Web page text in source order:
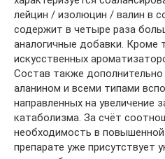
лейцин / изолюцин / валин в
содержит в четыре раза
аналогичные добавки. Кроме
искусственных
Состав также
аланином и всеми типами
направленных на увеличение
катаболизма. За счёт
необходимость в
препарате уже присутствует